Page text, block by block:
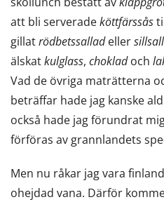
att bli serveradeköttfärssås
gillatrödbetssalladeller
älskatkulglass, chokladoch
Vad de övriga maträtterna
beträffar hade jag kanske
också hade jag förundrat
förföras av grannlandets
Men nu råkar jag vara
ohejdad vana. Därför